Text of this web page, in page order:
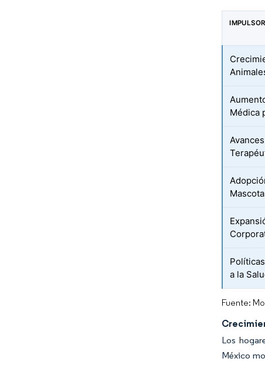
IMPULSOR
Médica
a la
Fuente:
Los
México